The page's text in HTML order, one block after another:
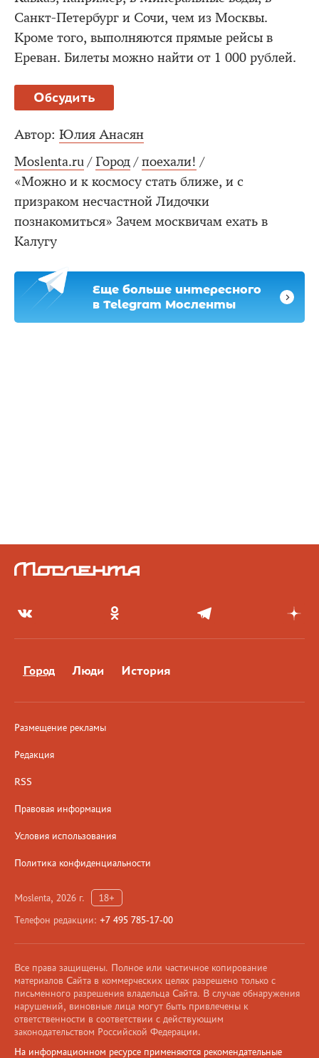
Санкт-Петербург и Сочи, чем из Москвы.
Кроме того, выполняются прямые рейсы в
Ереван. Билеты можно найти от 1 000 рублей.
Обсудить
Автор: Юлия Анасян
Moslenta.ru / Город / поехали! /
«Можно и к космосу стать ближе, и с
призраком несчастной Лидочки
познакомиться» Зачем москвичам ехать в
Калугу
Еще больше интересного
в Telegram Мосленты
Город Люди История
Размещение рекламы
Редакция
RSS
Правовая информация
Условия использования
Политика конфиденциальности
Moslenta, 2026 г.
18+
Телефон редакции: +7 495 785-17-00
Все права защищены. Полное или частичное копирование
материалов Сайта в коммерческих целях разрешено только с
письменного разрешения владельца Сайта. В случае обнаружения
нарушений, виновные лица могут быть привлечены к
ответственности в соответствии с действующим
законодательством Российской Федерации.
На информационном ресурсе применяются рекомендательные